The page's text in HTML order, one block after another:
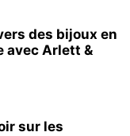
des bijoux en
avec Arlett &
sur les